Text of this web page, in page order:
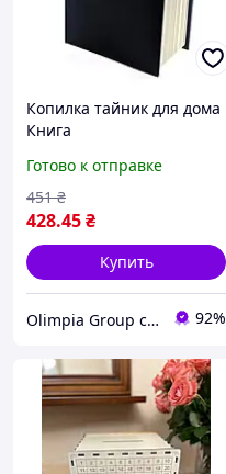
Копилка тайник для дома
Книга
Готово к отправке
428.45₴
451 ₴
Купить
Olimpia Group сувениры и бижутерия оптом 92%